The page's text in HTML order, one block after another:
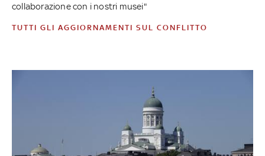
collaborazione con i nostri musei"
TUTTI GLI AGGIORNAMENTI SUL CONFLITTO